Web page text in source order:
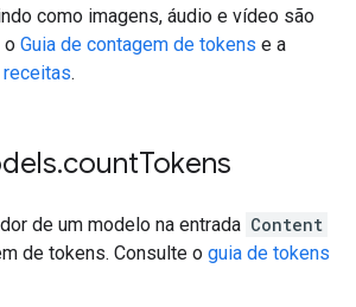
como imagens, áudio e vídeo são
o Guia de contagem de tokens e a
.
.countTokens
de um modelo na entrada Content
de tokens. Consulte o guia de tokens